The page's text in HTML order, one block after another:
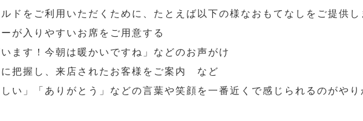
ドをご利用いただくために、たとえば以下の様なおもてなしをご提供し
が入りやすいお席をご用意する
ます！今朝は暖かいですね」などのお声がけ
に把握し、来店されたお客様をご案内 など
い」「ありがとう」などの言葉や笑顔を一番近くで感じられるのがやり